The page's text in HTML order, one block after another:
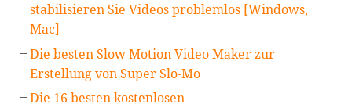
stabilisieren Sie Videos problemlos [Windows,
Mac]
Die besten Slow Motion Video Maker zur
Erstellung von Super Slo-Mo
Die 16 besten kostenlosen